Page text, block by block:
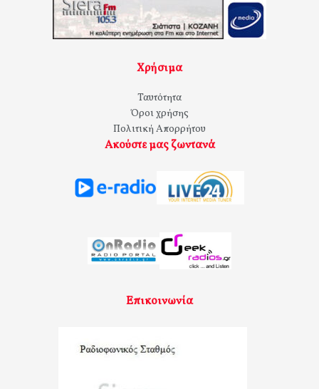
Χρήσιμα
Ταυτότητα
Όροι χρήσης
Πολιτική Απορρήτου
Ακούστε μας ζωντανά
Επικοινωνία